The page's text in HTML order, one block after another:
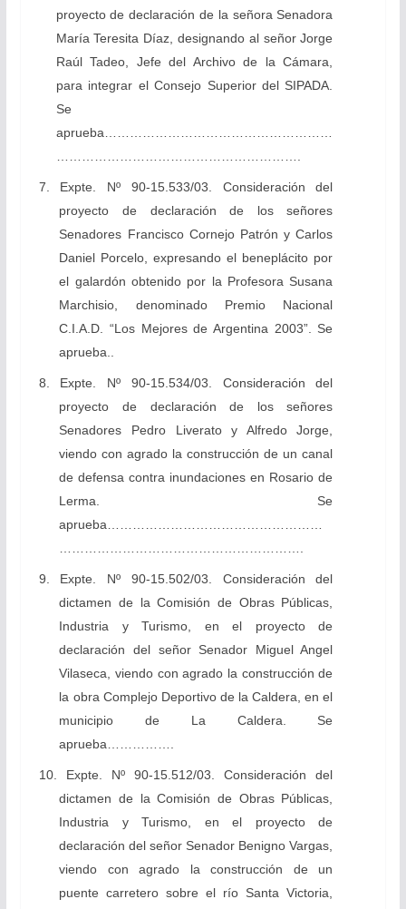
proyecto de declaración de la señora Senadora
María Teresita Díaz, designando al señor Jorge
Raúl Tadeo, Jefe del Archivo de la Cámara,
para integrar el Consejo Superior del SIPADA.
Se
aprueba………………………………………………
………………………………………………….
7. Expte. Nº 90-15.533/03. Consideración del
proyecto de declaración de los señores
Senadores Francisco Cornejo Patrón y Carlos
Daniel Porcelo, expresando el beneplácito por
el galardón obtenido por la Profesora Susana
Marchisio, denominado Premio Nacional
C.I.A.D. “Los Mejores de Argentina 2003”. Se
aprueba..
8. Expte. Nº 90-15.534/03. Consideración del
proyecto de declaración de los señores
Senadores Pedro Liverato y Alfredo Jorge,
viendo con agrado la construcción de un canal
de defensa contra inundaciones en Rosario de
Lerma. Se
aprueba……………………………………………
………………………………………………….
9. Expte. Nº 90-15.502/03. Consideración del
dictamen de la Comisión de Obras Públicas,
Industria y Turismo, en el proyecto de
declaración del señor Senador Miguel Angel
Vilaseca, viendo con agrado la construcción de
la obra Complejo Deportivo de la Caldera, en el
municipio de La Caldera. Se
aprueba…………….
10. Expte. Nº 90-15.512/03. Consideración del
dictamen de la Comisión de Obras Públicas,
Industria y Turismo, en el proyecto de
declaración del señor Senador Benigno Vargas,
viendo con agrado la construcción de un
puente carretero sobre el río Santa Victoria,